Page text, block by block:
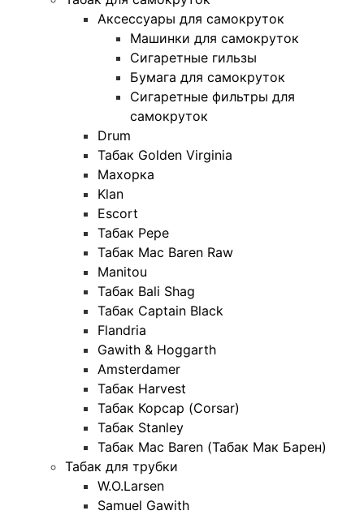
Аксессуары для самокруток
Машинки для самокруток
Сигаретные гильзы
Бумага для самокруток
Сигаретные фильтры для
самокруток
Drum
Табак Golden Virginia
Махорка
Klan
Escort
Табак Pepe
Табак Mac Baren Raw
Manitou
Табак Bali Shag
Табак Captain Black
Flandria
Gawith & Hoggarth
Amsterdamer
Табак Harvest
Табак Корсар (Corsar)
Табак Stanley
Табак Mac Baren (Табак Мак Барен)
Табак для трубки
W.O.Larsen
Samuel Gawith